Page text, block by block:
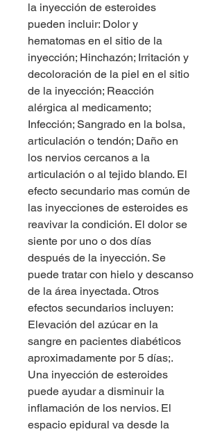
la inyección de esteroides
pueden incluir: Dolor y
hematomas en el sitio de la
inyección; Hinchazón; Irritación y
decoloración de la piel en el sitio
de la inyección; Reacción
alérgica al medicamento;
Infección; Sangrado en la bolsa,
articulación o tendón; Daño en
los nervios cercanos a la
articulación o al tejido blando. El
efecto secundario mas común de
las inyecciones de esteroides es
reavivar la condición. El dolor se
siente por uno o dos días
después de la inyección. Se
puede tratar con hielo y descanso
de la área inyectada. Otros
efectos secundarios incluyen:
Elevación del azúcar en la
sangre en pacientes diabéticos
aproximadamente por 5 días;.
Una inyección de esteroides
puede ayudar a disminuir la
inflamación de los nervios. El
espacio epidural va desde la